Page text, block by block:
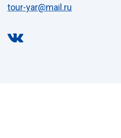
tour-yar@mail.ru